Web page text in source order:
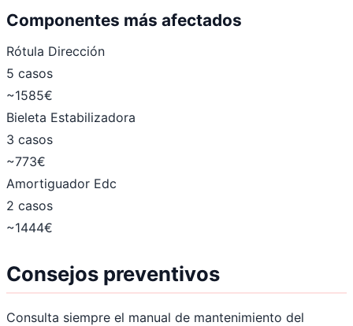
Componentes más afectados
Rótula Dirección
5 casos
~1585€
Bieleta Estabilizadora
3 casos
~773€
Amortiguador Edc
2 casos
~1444€
Consejos preventivos
Consulta siempre el manual de mantenimiento del